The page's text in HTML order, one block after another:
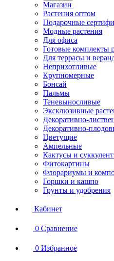
Магазин
Растения оптом
Подарочные
Модные растения
Для офиса
Готовые комплекты
Для террасы и
Неприхотливые
Крупномерные
Бонсай
Пальмы
Теневыносливые
Эксклюзивные
Декоративно-
Декоративно-
Цветущие
Ампельные
Кактусы и
Фитокартины
Флорариумы и
Горшки и кашпо
Грунты и удобрения
Кабинет
0 Сравнение
0 Избранное